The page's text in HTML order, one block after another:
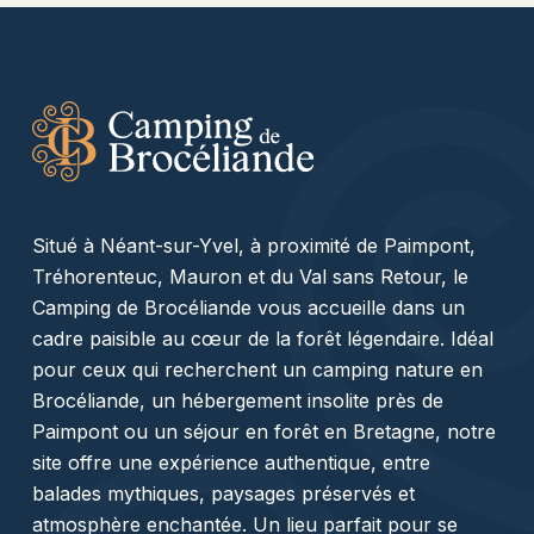
Situé à Néant-sur-Yvel, à proximité de Paimpont,
Tréhorenteuc, Mauron et du Val sans Retour, le
Camping de Brocéliande vous accueille dans un
cadre paisible au cœur de la forêt légendaire. Idéal
pour ceux qui recherchent un camping nature en
Brocéliande, un hébergement insolite près de
Paimpont ou un séjour en forêt en Bretagne, notre
site offre une expérience authentique, entre
balades mythiques, paysages préservés et
atmosphère enchantée. Un lieu parfait pour se